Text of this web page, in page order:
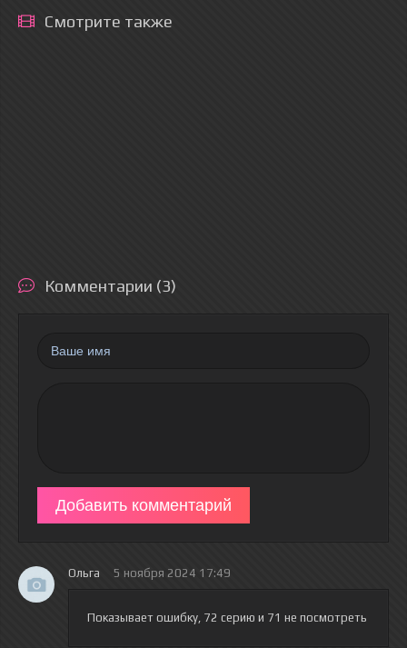
Смотрите также
Комментарии (3)
Добавить комментарий
Ольга 5 ноября 2024 17:49
Показывает ошибку, 72 серию и 71 не посмотреть